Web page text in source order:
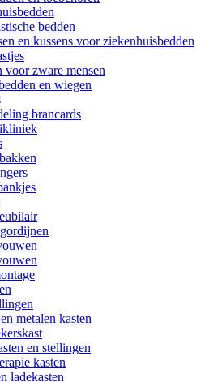
bedden
en kussens voor ziekenhuisbedden
voor zware mensen
en wiegen
brancards
metalen kasten
en stellingen
kasten
ladekasten